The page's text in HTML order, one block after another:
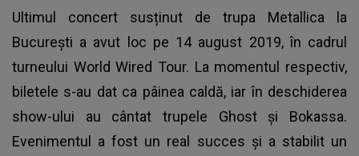
Ultimul concert susținut de trupa Metallica la
București a avut loc pe 14 august 2019, în cadrul
turneului World Wired Tour. La momentul respectiv,
biletele s-au dat ca pâinea caldă, iar în deschiderea
show-ului au cântat trupele Ghost și Bokassa.
Evenimentul a fost un real succes și a stabilit un